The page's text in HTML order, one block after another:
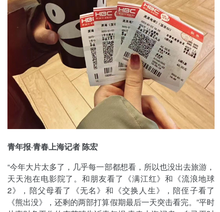
青年报·青春上海记者 陈宏
“今年大片太多了，几乎每一部都想看，所以也没出去旅游，
天天泡在电影院了。和朋友看了《满江红》和《流浪地球
2》，陪父母看了《无名》和《交换人生》，陪侄子看了
《熊出没》，还剩的两部打算假期最后一天突击看完。”平时